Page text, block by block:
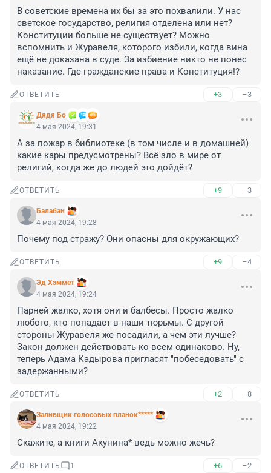
В советские времена их бы за это похвалили. У нас
светское государство, религия отделена или нет?
Конституции больше не существует? Можно
вспомнить и Журавеля, которого избили, когда вина
ещё не доказана в суде. За избиение никто не понес
наказание. Где гражданские права и Конституция!?
ОТВЕТИТЬ +3 –3
Дядя Бо
4 мая 2024, 19:31
А за пожар в библиотеке (в том числе и в домашней)
какие кары предусмотрены? Всё зло в мире от
религий, когда же до людей это дойдёт?
ОТВЕТИТЬ +9 –3
Балабан
4 мая 2024, 19:28
Почему под стражу? Они опасны для окружающих?
ОТВЕТИТЬ +9 –4
Эд Хэммет
4 мая 2024, 19:24
Парней жалко, хотя они и балбесы. Просто жалко
любого, кто попадает в наши тюрьмы. С другой
стороны Журавеля же посадили, а чем эти лучше?
Закон должен действовать ко всем одинаково. Ну,
теперь Адама Кадырова пригласят "побеседовать" с
задержанными?
ОТВЕТИТЬ +2 –8
Заливщик голосовых планок*****
4 мая 2024, 19:22
Скажите, а книги Акунина* ведь можно жечь?
ОТВЕТИТЬ 1 +6 –2